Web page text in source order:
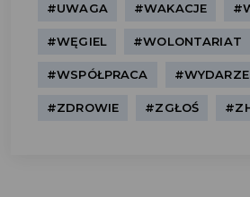
#UWAGA #WAKACJE
#WĘGIEL #WOLONTARIAT
#WSPÓŁPRACA
#ZDROWIE #ZGŁOŚ